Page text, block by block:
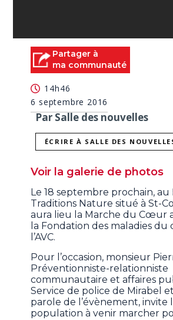
Partager à
ma communauté
14h46
6 septembre 2016
Par Salle des nouvelles
ÉCRIRE À SALLE DES
Voir la galerie de photos
Le 18 septembre prochain, au
Traditions Nature situé à St-
aura lieu la Marche du Cœur
la Fondation des maladies
l’AVC.
Pour l’occasion, monsieur
Préventionniste-relationniste
communautaire et affaires
Service de police de Mirabel
parole de l’évènement, invite
population à venir marcher